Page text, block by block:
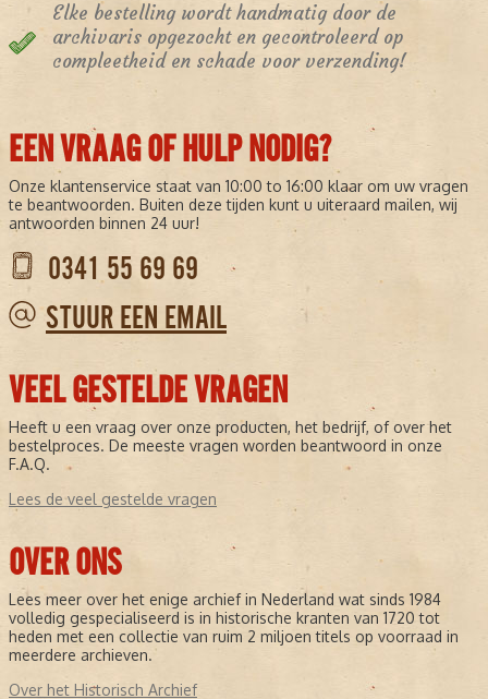
Elke bestelling wordt handmatig door de
archivaris opgezocht en gecontroleerd op
compleetheid en schade voor verzending!
EEN VRAAG OF HULP NODIG?
Onze klantenservice staat van 10:00 to 16:00 klaar om uw vragen
te beantwoorden. Buiten deze tijden kunt u uiteraard mailen, wij
antwoorden binnen 24 uur!
0341 55 69 69
STUUR EEN EMAIL
VEEL GESTELDE VRAGEN
Heeft u een vraag over onze producten, het bedrijf, of over het
bestelproces. De meeste vragen worden beantwoord in onze
F.A.Q.
Lees de veel gestelde vragen
OVER ONS
Lees meer over het enige archief in Nederland wat sinds 1984
volledig gespecialiseerd is in historische kranten van 1720 tot
heden met een collectie van ruim 2 miljoen titels op voorraad in
meerdere archieven.
Over het Historisch Archief